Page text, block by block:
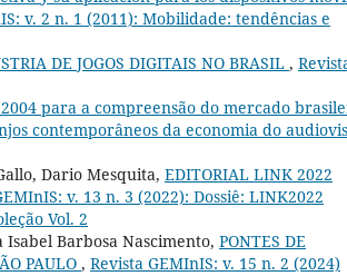
v. 2 n. 1 (2011): Mobilidade: tendências e
DE JOGOS DIGITAIS NO BRASIL ,
para a compreensão do mercado
contemporâneos da economia do
Dario Mesquita, EDITORIAL LINK 2022
v. 13 n. 3 (2022): Dossiê: LINK2022
Vol. 2
Barbosa Nascimento, PONTES DE
PAULO , Revista GEMInIS: v. 15 n. 2 (2024)